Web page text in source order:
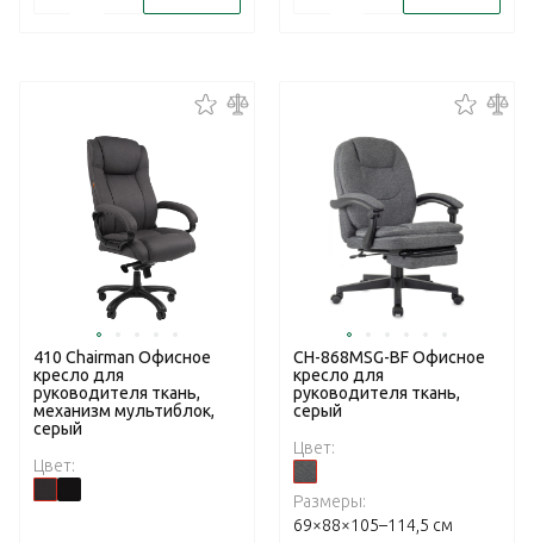
410 Chairman Офисное
кресло для
руководителя ткань,
механизм мультиблок,
серый
Цвет:
CH-868MSG-BF Офисное
кресло для
руководителя ткань,
серый
Цвет:
Размеры:
69×88×105–114,5 см